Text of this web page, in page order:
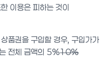
이용은 피하는 것이
품권을 구입할 경우, 구입가가
전체 금액의 5%10%